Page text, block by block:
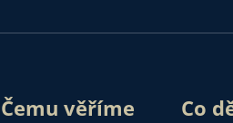
Čemu věříme Co